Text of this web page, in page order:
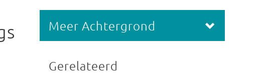
Meer Achtergrond
Gerelateerd